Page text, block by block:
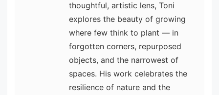
thoughtful, artistic lens, Toni
explores the beauty of growing
where few think to plant — in
forgotten corners, repurposed
objects, and the narrowest of
spaces. His work celebrates the
resilience of nature and the